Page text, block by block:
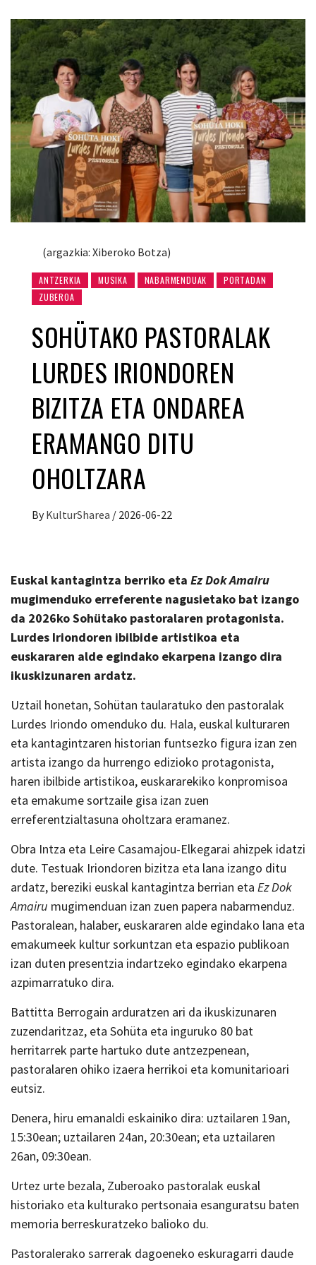
(argazkia: Xiberoko Botza)
ANTZERKIA MUSIKA NABARMENDUAK
PORTADAN
ZUBEROA
SOHÜTAKO PASTORALAK
LURDES IRIONDOREN
BIZITZA ETA ONDAREA
ERAMANGO DITU
OHOLTZARA
By KulturSharea / 2026-06-22
Euskal kantagintza berriko eta Ez Dok Amairu
mugimenduko erreferente nagusietako bat izango
da 2026ko Sohütako pastoralaren protagonista.
Lurdes Iriondoren ibilbide artistikoa eta
euskararen alde egindako ekarpena izango dira
ikuskizunaren ardatz.
Uztail honetan, Sohütan taularatuko den pastoralak
Lurdes Iriondo omenduko du. Hala, euskal kulturaren
eta kantagintzaren historian funtsezko figura izan zen
artista izango da hurrengo edizioko protagonista,
haren ibilbide artistikoa, euskararekiko konpromisoa
eta emakume sortzaile gisa izan zuen
erreferentzialtasuna oholtzara eramanez.
Obra Intza eta Leire Casamajou-Elkegarai ahizpek idatzi
dute. Testuak Iriondoren bizitza eta lana izango ditu
ardatz, bereziki euskal kantagintza berrian eta Ez Dok
Amairu mugimenduan izan zuen papera nabarmenduz.
Pastoralean, halaber, euskararen alde egindako lana eta
emakumeek kultur sorkuntzan eta espazio publikoan
izan duten presentzia indartzeko egindako ekarpena
azpimarratuko dira.
Battitta Berrogain arduratzen ari da ikuskizunaren
zuzendaritzaz, eta Sohüta eta inguruko 80 bat
herritarrek parte hartuko dute antzezpenean,
pastoralaren ohiko izaera herrikoi eta komunitarioari
eutsiz.
Denera, hiru emanaldi eskainiko dira: uztailaren 19an,
15:30ean; uztailaren 24an, 20:30ean; eta uztailaren
26an, 09:30ean.
Urtez urte bezala, Zuberoako pastoralak euskal
historiako eta kulturako pertsonaia esanguratsu baten
memoria berreskuratzeko balioko du.
Pastoralerako sarrerak dagoeneko eskuragarri daude